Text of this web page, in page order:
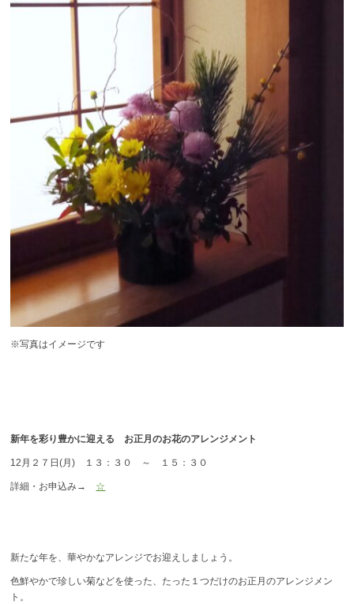
※写真はイメージです
新年を彩り豊かに迎える お正月のお花のアレンジメント
12月２７日(月) １３：３０ ～ １５：３０
詳細・お申込み→ ☆
新たな年を、華やかなアレンジでお迎えしましょう。
色鮮やかで珍しい菊などを使った、たった１つだけのお正月のアレンジメン
ト。